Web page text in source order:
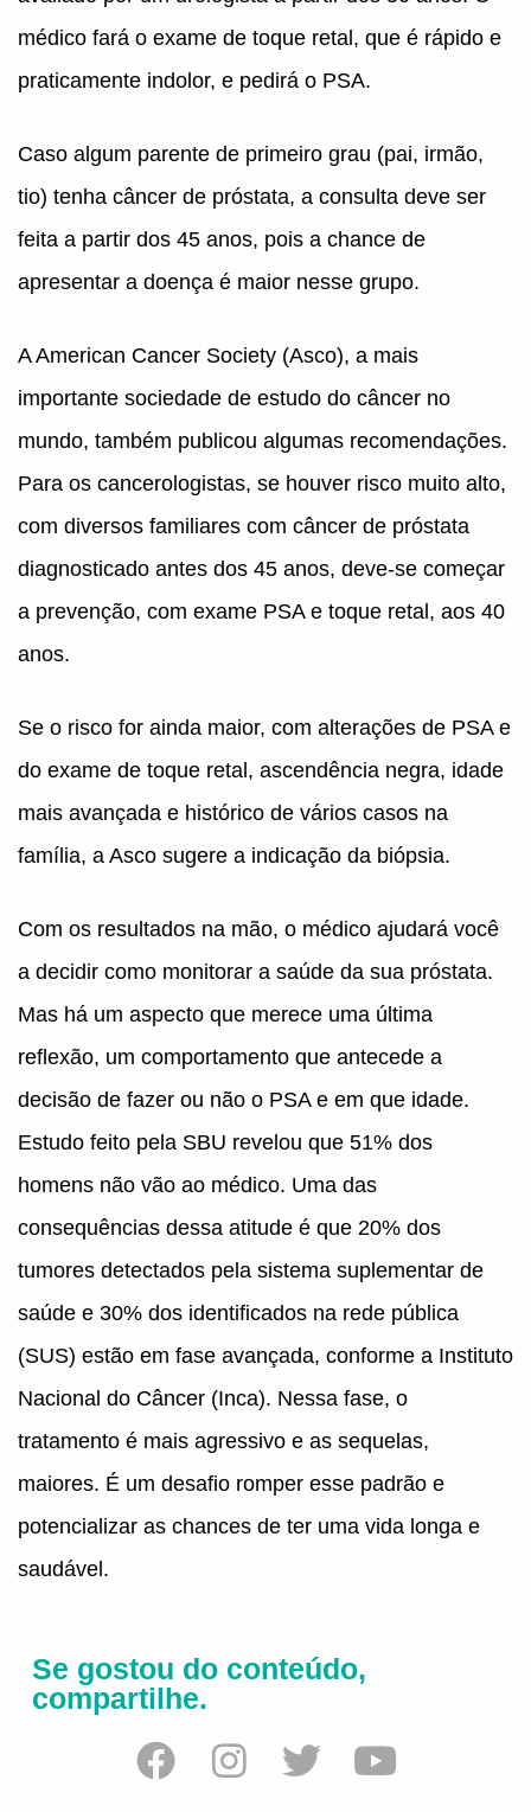
médico fará o exame de toque retal, que é rápido e
praticamente indolor, e pedirá o PSA.
Caso algum parente de primeiro grau (pai, irmão,
tio) tenha câncer de próstata, a consulta deve ser
feita a partir dos 45 anos, pois a chance de
apresentar a doença é maior nesse grupo.
A American Cancer Society (Asco), a mais
importante sociedade de estudo do câncer no
mundo, também publicou algumas recomendações.
Para os cancerologistas, se houver risco muito alto,
com diversos familiares com câncer de próstata
diagnosticado antes dos 45 anos, deve-se começar
a prevenção, com exame PSA e toque retal, aos 40
anos.
Se o risco for ainda maior, com alterações de PSA e
do exame de toque retal, ascendência negra, idade
mais avançada e histórico de vários casos na
família, a Asco sugere a indicação da biópsia.
Com os resultados na mão, o médico ajudará você
a decidir como monitorar a saúde da sua próstata.
Mas há um aspecto que merece uma última
reflexão, um comportamento que antecede a
decisão de fazer ou não o PSA e em que idade.
Estudo feito pela SBU revelou que 51% dos
homens não vão ao médico. Uma das
consequências dessa atitude é que 20% dos
tumores detectados pela sistema suplementar de
saúde e 30% dos identificados na rede pública
(SUS) estão em fase avançada, conforme a Instituto
Nacional do Câncer (Inca). Nessa fase, o
tratamento é mais agressivo e as sequelas,
maiores. É um desafio romper esse padrão e
potencializar as chances de ter uma vida longa e
saudável.
Se gostou do conteúdo,
compartilhe.